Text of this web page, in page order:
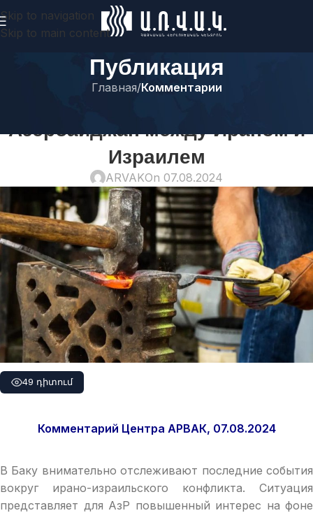
Skip to navigation
Skip to main content
Публикация
Главная/Комментарии
Азербайджан между Ираном и
Израилем
ARVAKOn 07.08.2024
49 դիտում
Комментарий Центра АРВАК, 07.08.2024
В Баку внимательно отслеживают последние события
вокруг ирано-израильского конфликта. Ситуация
представляет для АзР повышенный интерес на фоне